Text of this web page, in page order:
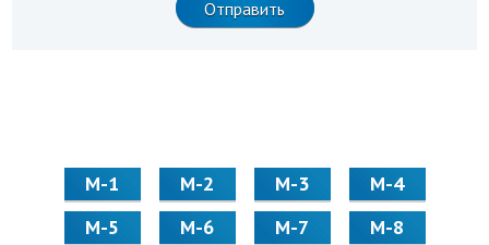
М-1 М-2 М-3
М-4
М-5
М-6 М-7
М-8